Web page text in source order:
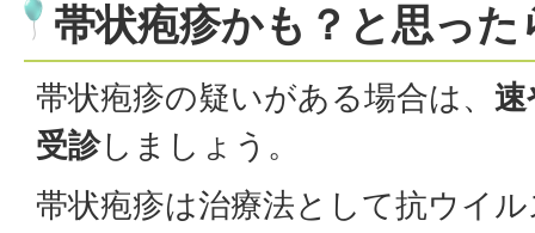
帯状疱疹かも？と思った
帯状疱疹の疑いがある場合は、
受診しましょう。
帯状疱疹は治療法として抗ウイ